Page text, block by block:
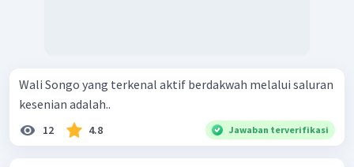
Wali Songo yang terkenal aktif berdakwah melalui saluran
kesenian adalah..
12 4.8 Jawaban terverifikasi